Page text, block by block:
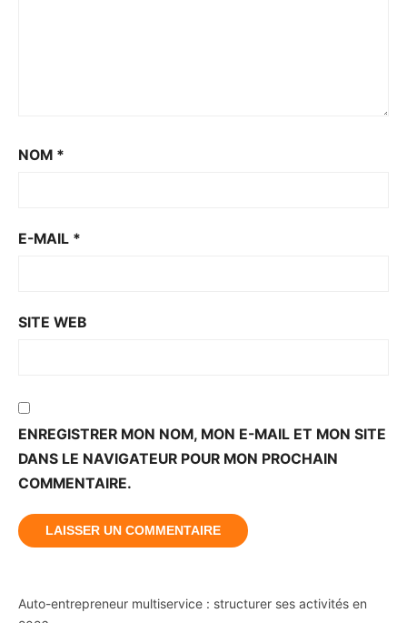
NOM *
E-MAIL *
SITE WEB
ENREGISTRER MON NOM, MON E-MAIL ET MON SITE
DANS LE NAVIGATEUR POUR MON PROCHAIN
COMMENTAIRE.
Auto-entrepreneur multiservice : structurer ses activités en